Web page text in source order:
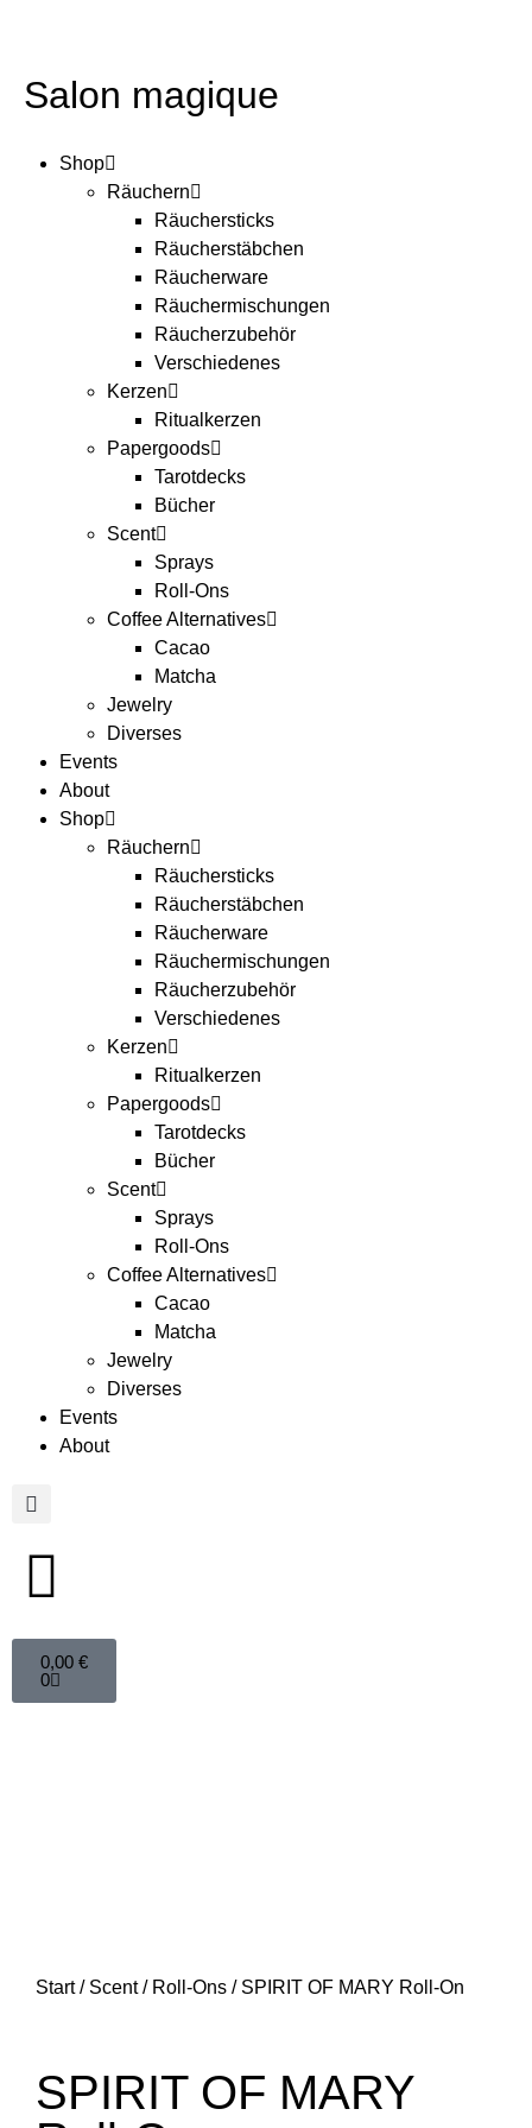
Salon magique
Shop
Räuchern
Räuchersticks
Räucherstäbchen
Räucherware
Räuchermischungen
Räucherzubehör
Verschiedenes
Kerzen
Ritualkerzen
Papergoods
Tarotdecks
Bücher
Scent
Sprays
Roll-Ons
Coffee Alternatives
Cacao
Matcha
Jewelry
Diverses
Events
About
Shop
Räuchern
Räuchersticks
Räucherstäbchen
Räucherware
Räuchermischungen
Räucherzubehör
Verschiedenes
Kerzen
Ritualkerzen
Papergoods
Tarotdecks
Bücher
Scent
Sprays
Roll-Ons
Coffee Alternatives
Cacao
Matcha
Jewelry
Diverses
Events
About
0,00 €
0
Start/ Scent/ Roll-Ons / SPIRIT OF MARY Roll-On
SPIRIT OF MARY